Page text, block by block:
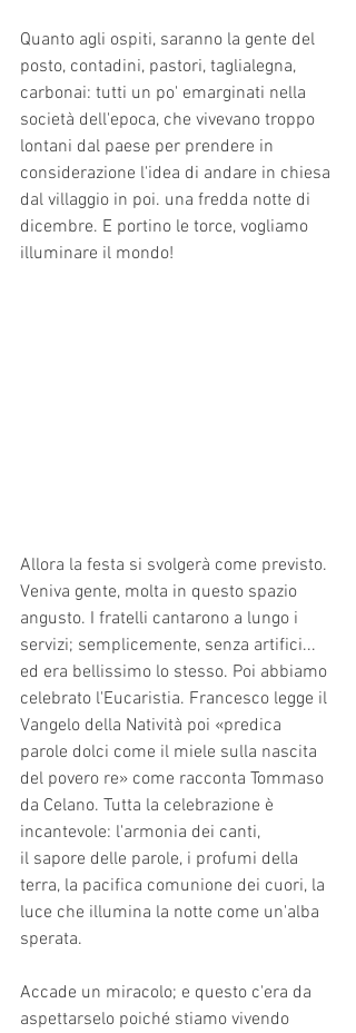
Quanto agli ospiti, saranno la gente del
posto, contadini, pastori, taglialegna,
carbonai: tutti un po' emarginati nella
società dell'epoca, che vivevano troppo
lontani dal paese per prendere in
considerazione l'idea di andare in chiesa
dal villaggio in poi. una fredda notte di
dicembre. E portino le torce, vogliamo
illuminare il mondo!
Allora la festa si svolgerà come previsto.
Veniva gente, molta in questo spazio
angusto. I fratelli cantarono a lungo i
servizi; semplicemente, senza artifici...
ed era bellissimo lo stesso. Poi abbiamo
celebrato l'Eucaristia. Francesco legge il
Vangelo della Natività poi «predica
parole dolci come il miele sulla nascita
del povero re» come racconta Tommaso
da Celano. Tutta la celebrazione è
incantevole: l'armonia dei canti,
il sapore delle parole, i profumi della
terra, la pacifica comunione dei cuori, la
luce che illumina la notte come un'alba
sperata.
Accade un miracolo; e questo c'era da
aspettarselo poiché stiamo vivendo